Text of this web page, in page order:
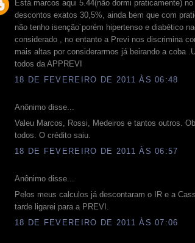
Está marcos aqui 5.44(não dormi praticamente)
descontos exatos 30,5%, ainda bem que com
não tenho isenção´porém hipertenso e diabético
considerado , no entanto a Previ nos discrimina
mais altas por considerarmos já beirando a coba
todos da APPREVI
18 DE FEVEREIRO DE 2011 ÀS 06:48
Anônimo disse...
Valeu Marcos, Rossi, Medeiros e tantos outros.
todos. O crédito saiu.
18 DE FEVEREIRO DE 2011 ÀS 06:57
Anônimo disse...
Pelos meus calculos já descontaram o IR e a
tarde ligarei para a PREVI.
18 DE FEVEREIRO DE 2011 ÀS 07:06